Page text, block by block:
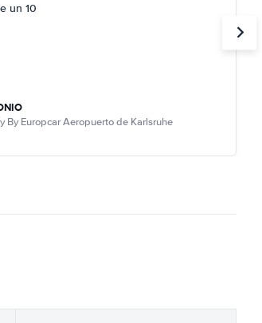
un 10
By Europcar Aeropuerto de Karlsruhe